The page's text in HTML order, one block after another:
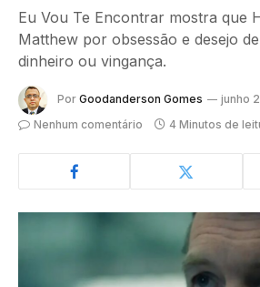
Eu Vou Te Encontrar mostra que
Matthew por obsessão e desejo
dinheiro ou vingança.
Por Goodanderson Gomes
junho
Nenhum comentário
4 Minutos de